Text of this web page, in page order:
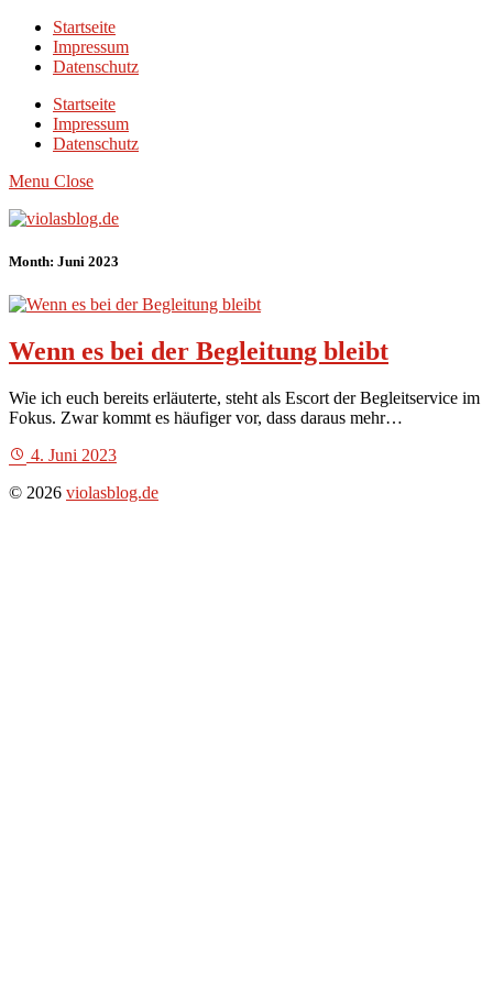
Startseite
Impressum
Datenschutz
Startseite
Impressum
Datenschutz
Menu Close
Month: Juni 2023
Wenn es bei der Begleitung bleibt
Wie ich euch bereits erläuterte, steht als Escort der Begleitservice im
Fokus. Zwar kommt es häufiger vor, dass daraus mehr…
4. Juni 2023
© 2026 violasblog.de